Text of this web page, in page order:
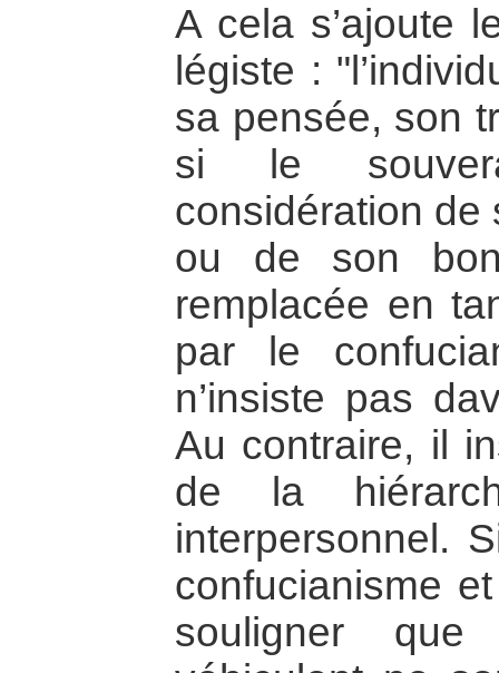
A cela s’ajoute
légiste :
sa pensée, son
si le
considération de
ou de son
remplacée en
par le
n’insiste pas
Au contraire, il
de la
interpersonnel.
confucianisme
souligner